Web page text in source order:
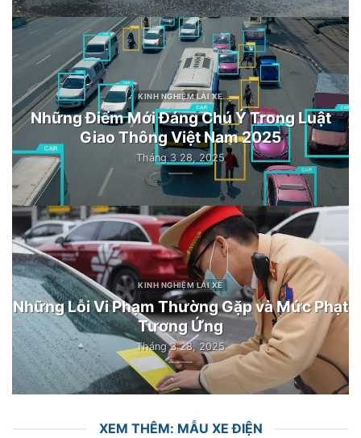
KINH NGHIỆM LÁI XE
Những Điểm Mới Đáng Chú Ý Trong Luật
Giao Thông Việt Nam 2025
Tháng 3 28, 2025
KINH NGHIỆM LÁI XE
Những Lỗi Vi Phạm Thường Gặp và Mức Phạt
Tương Ứng
Tháng 3 28, 2025
XEM THÊM: MẪU XE ĐIỆN